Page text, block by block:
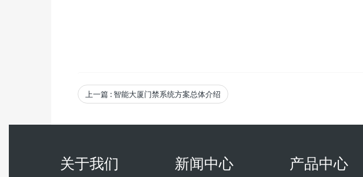
上一篇 : 智能大厦门禁系统方案总体介绍
关于我们 新闻中心 产品中心